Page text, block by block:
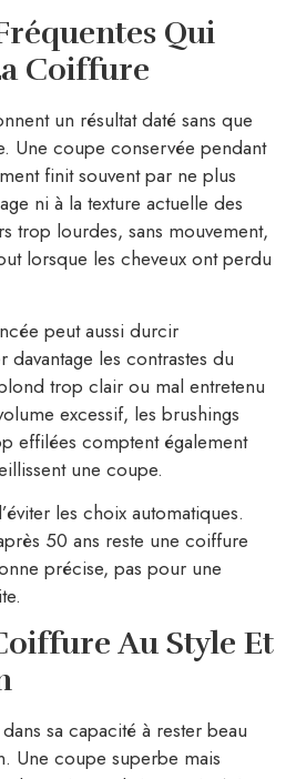
Qui
Coiffure
un résultat daté sans que
Une coupe conservée pendant
finit souvent par ne plus
ni à la texture actuelle des
trop lourdes, sans mouvement,
lorsque les cheveux ont perdu
peut aussi durcir
davantage les contrastes du
trop clair ou mal entretenu
excessif, les brushings
effilées comptent également
une coupe.
les choix automatiques.
50 ans reste une coiffure
précise, pas pour une
Au Style Et
sa capacité à rester beau
Une coupe superbe mais